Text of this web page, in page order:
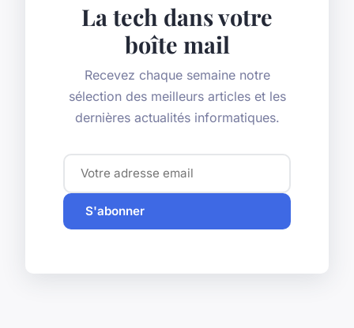
La tech dans votre
boîte mail
Recevez chaque semaine notre
sélection des meilleurs articles et les
dernières actualités informatiques.
S'abonner